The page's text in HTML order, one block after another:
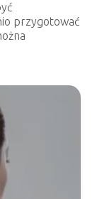
przygotować